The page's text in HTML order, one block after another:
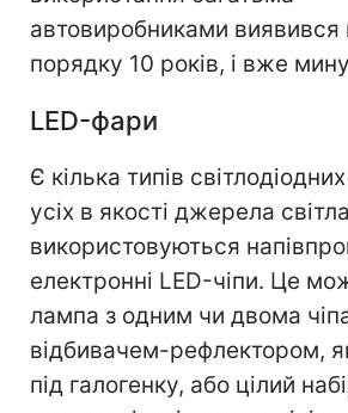
автовиробниками виявився
порядку 10 років, і вже
LED-фари
Є кілька типів
усіх в якості джерела світла
використовуються
електронні LED-чіпи. Це
лампа з одним чи двома
відбивачем-рефлектором,
під галогенку, або цілий